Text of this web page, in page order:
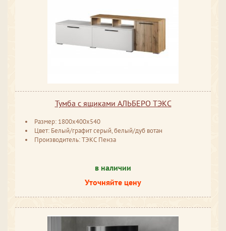
Тумба с ящиками АЛЬБЕРО ТЭКС
Размер: 1800х400х540
Цвет: Белый/графит серый, белый/дуб вотан
Производитель: ТЭКС Пенза
в наличии
Уточняйте цену